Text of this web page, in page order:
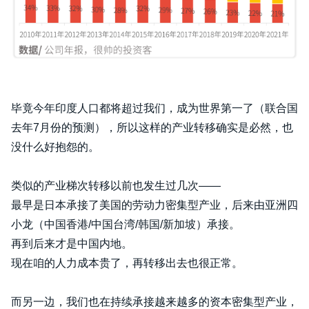
毕竟今年印度人口都将超过我们，成为世界第一了（联合国
去年7月份的预测），所以这样的产业转移确实是必然，也
没什么好抱怨的。
类似的产业梯次转移以前也发生过几次——
最早是日本承接了美国的劳动力密集型产业，后来由亚洲四
小龙（中国香港/中国台湾/韩国/新加坡）承接。
再到后来才是中国内地。
现在咱的人力成本贵了，再转移出去也很正常。
而另一边，我们也在持续承接越来越多的资本密集型产业，